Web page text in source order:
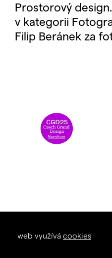
Prostorový
v kategorii
Filip Beránek za
web využívá cookies